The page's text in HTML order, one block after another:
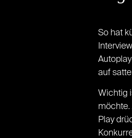
So hat
Interview
auf
Wichtig
möchte.
Play